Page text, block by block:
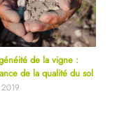
de la vigne :
de la qualité du sol